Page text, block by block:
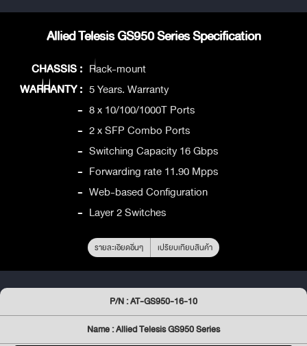
Allied Telesis GS950 Series Specification
CHASSIS : Rack-mount
WARRANTY : 5 Years. Warranty
- 8 x 10/100/1000T Ports
- 2 x SFP Combo Ports
- Switching Capacity 16 Gbps
- Forwarding rate 11.90 Mpps
- Web-based Configuration
- Layer 2 Switches
รายละเอียดอื่นๆ เปรียบเทียบสินค้า
P/N : AT-GS950-16-10
Name : Allied Telesis GS950 Series